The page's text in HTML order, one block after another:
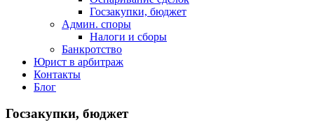
Госзакупки, бюджет
Админ. споры
Налоги и сборы
Банкротство
Юрист в арбитраж
Контакты
Блог
Госзакупки, бюджет